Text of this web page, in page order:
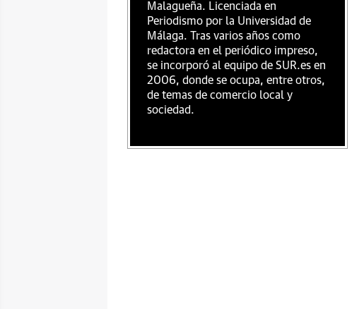
Malagueña. Licenciada en
Periodismo por la Universidad de
Málaga. Tras varios años como
redactora en el periódico impreso,
se incorporó al equipo de SUR.es en
2006, donde se ocupa, entre otros,
de temas de comercio local y
sociedad.